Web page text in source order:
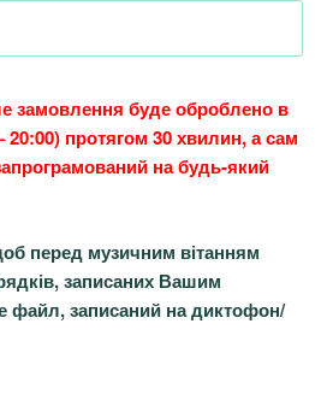
замовлення буде оброблено в
20:00) протягом 30 хвилин, а сам
на будь-який
перед музичним вітанням
записаних Вашим
файл, записаний на диктофон/